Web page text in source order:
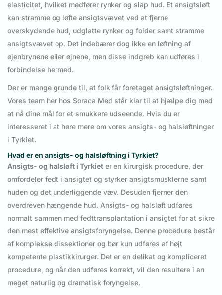
elasticitet, hvilket medfører rynker og slap hud. Et ansigtsløft
kan stramme og løfte ansigtsvævet ved at fjerne
overskydende hud, udglatte rynker og folder samt stramme
ansigtsvævet op. Det indebærer dog ikke en løftning af
øjenbrynene eller øjnene, men disse indgreb kan udføres i
forbindelse hermed.
Der er mange grunde til, at folk får foretaget ansigtsløftninger.
Vores team her hos Soraca Med står klar til at hjælpe dig med
at nå dine mål for et smukkere udseende. Hvis du er
interesseret i at høre mere om vores ansigts- og halsløftninger
i Tyrkiet.
Hvad er en ansigts- og halsløftning i Tyrkiet?
Ansigts- og halsløft i Tyrkiet er en kirurgisk procedure, der
omfordeler fedt i ansigtet og styrker ansigtsmusklerne samt
huden og det underliggende væv. Desuden fjerner den
overdreven hængende hud. Ansigts- og halsløft udføres
normalt sammen med fedttransplantation i ansigtet for at sikre
den mest effektive ansigtsforyngelse. Denne procedure består
af komplekse dissektioner og bør kun udføres af højt
kompetente plastikkirurger. Det er en delikat og kompliceret
procedure, og når den udføres korrekt, vil den resultere i en
meget naturlig og dramatisk foryngelse.